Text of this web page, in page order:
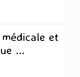
et
...